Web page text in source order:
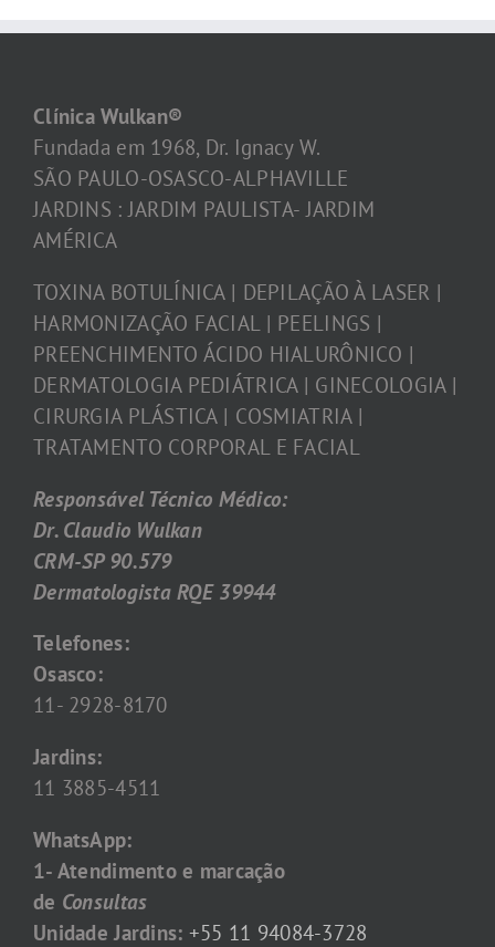
Clínica Wulkan®
Fundada em 1968, Dr. Ignacy W.
SÃO PAULO-OSASCO-ALPHAVILLE
JARDINS : JARDIM PAULISTA- JARDIM
AMÉRICA
TOXINA BOTULÍNICA | DEPILAÇÃO À LASER |
HARMONIZAÇÃO FACIAL | PEELINGS |
PREENCHIMENTO ÁCIDO HIALURÔNICO |
DERMATOLOGIA PEDIÁTRICA | GINECOLOGIA |
CIRURGIA PLÁSTICA | COSMIATRIA |
TRATAMENTO CORPORAL E FACIAL
Responsável Técnico Médico:
Dr. Claudio Wulkan
CRM-SP 90.579
Dermatologista RQE 39944
Telefones:
Osasco:
11- 2928-8170
Jardins:
11 3885-4511
WhatsApp:
1- Atendimento e marcação
de Consultas
Unidade Jardins: +55 11 94084-3728